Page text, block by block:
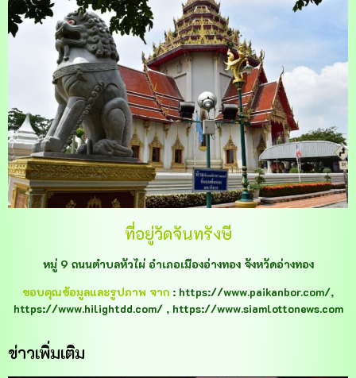
ที่อยู่วัดจันทรังษี
หมู่ 9 ถนนตำบลหัวไผ่ อำเภอเมืองอ่างทอง จังหวัดอ่างทอง
ขอบคุณข้อมูลและรูปภาพ จาก : https://www.paikanbor.com/,
https://www.hilightdd.com/ , https://www.siamlottonews.com
ข่าวเพิ่มเติม